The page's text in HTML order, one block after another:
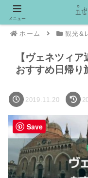
ホーム 観光&
【ヴェネツィ
おすすめ日帰り
2019.11.20
メニュー
Save